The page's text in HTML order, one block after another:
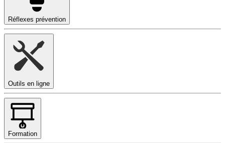
Réflexes prévention
Outils en ligne
Formation